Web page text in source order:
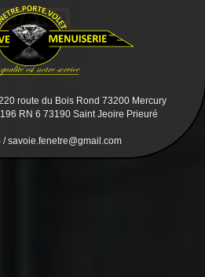
route du Bois Rond 73200 Mercury
RN 6 73190 Saint Jeoire Prieuré
savoie.fenetre@gmail.com